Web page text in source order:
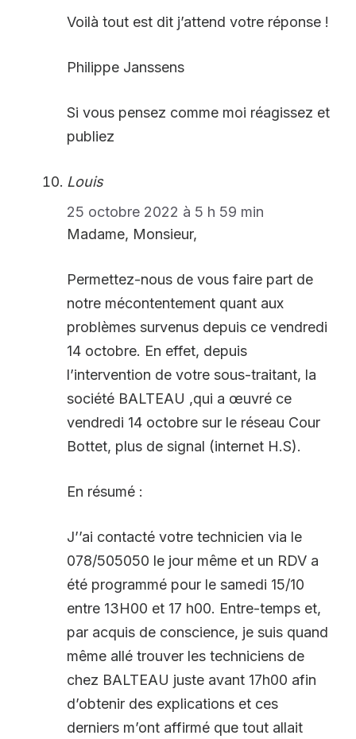
Voilà tout est dit j’attend votre réponse !
Philippe Janssens
Si vous pensez comme moi réagissez et
publiez
Louis
25 octobre 2022 à 5 h 59 min
Madame, Monsieur,
Permettez-nous de vous faire part de
notre mécontentement quant aux
problèmes survenus depuis ce vendredi
14 octobre. En effet, depuis
l’intervention de votre sous-traitant, la
société BALTEAU ,qui a œuvré ce
vendredi 14 octobre sur le réseau Cour
Bottet, plus de signal (internet H.S).
En résumé :
J’’ai contacté votre technicien via le
078/505050 le jour même et un RDV a
été programmé pour le samedi 15/10
entre 13H00 et 17 h00. Entre-temps et,
par acquis de conscience, je suis quand
même allé trouver les techniciens de
chez BALTEAU juste avant 17h00 afin
d’obtenir des explications et ces
derniers m’ont affirmé que tout allait